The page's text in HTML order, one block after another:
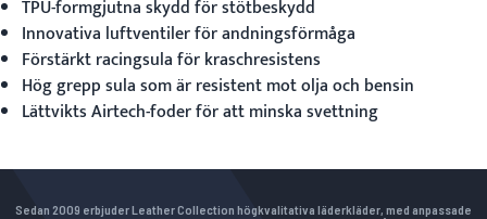
TPU-formgjutna skydd för stötbeskydd
Innovativa luftventiler för andningsförmåga
Förstärkt racingsula för kraschresistens
Hög grepp sula som är resistent mot olja och bensin
Lättvikts Airtech-foder för att minska svettning
Sedan 2009 erbjuder Leather Collection högkvalitativa läderkläder, med anpassade